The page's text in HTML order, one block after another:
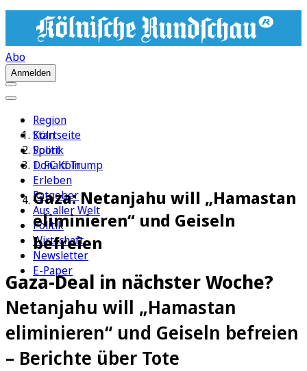
Abo
Anmelden
Region
Köln
Sport
1. FC Köln
Erleben
Ratgeber
Aus aller Welt
Politik
Wirtschaft
Newsletter
E-Paper
Startseite
Politik
Donald Trump
Gaza: Netanjahu will „Hamastan
eliminieren“ und Geiseln
befreien
Gaza-Deal in nächster Woche?
Netanjahu will „Hamastan
eliminieren“ und Geiseln befreien
– Berichte über Tote